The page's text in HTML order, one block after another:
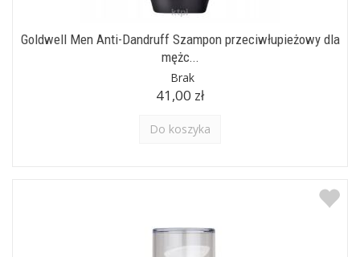
Goldwell Men Anti-Dandruff Szampon przeciwłupieżowy dla
mężc...
Brak
41,00 zł
Do koszyka